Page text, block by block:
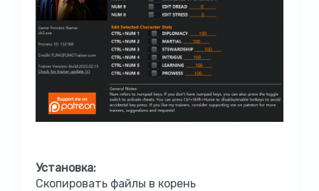
Установка:
Скопировать файлы в корень